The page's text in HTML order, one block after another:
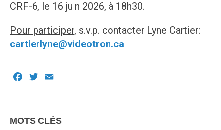
CRF-6, le 16 juin 2026, à 18h30.
Pour participer, s.v.p. contacter Lyne Cartier:
cartierlyne@videotron.ca
Facebook
Twitter
MOTS CLÉS